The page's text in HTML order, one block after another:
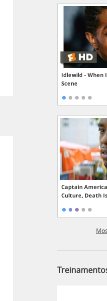
Idlewild - When
Scene
Captain
Culture, Death